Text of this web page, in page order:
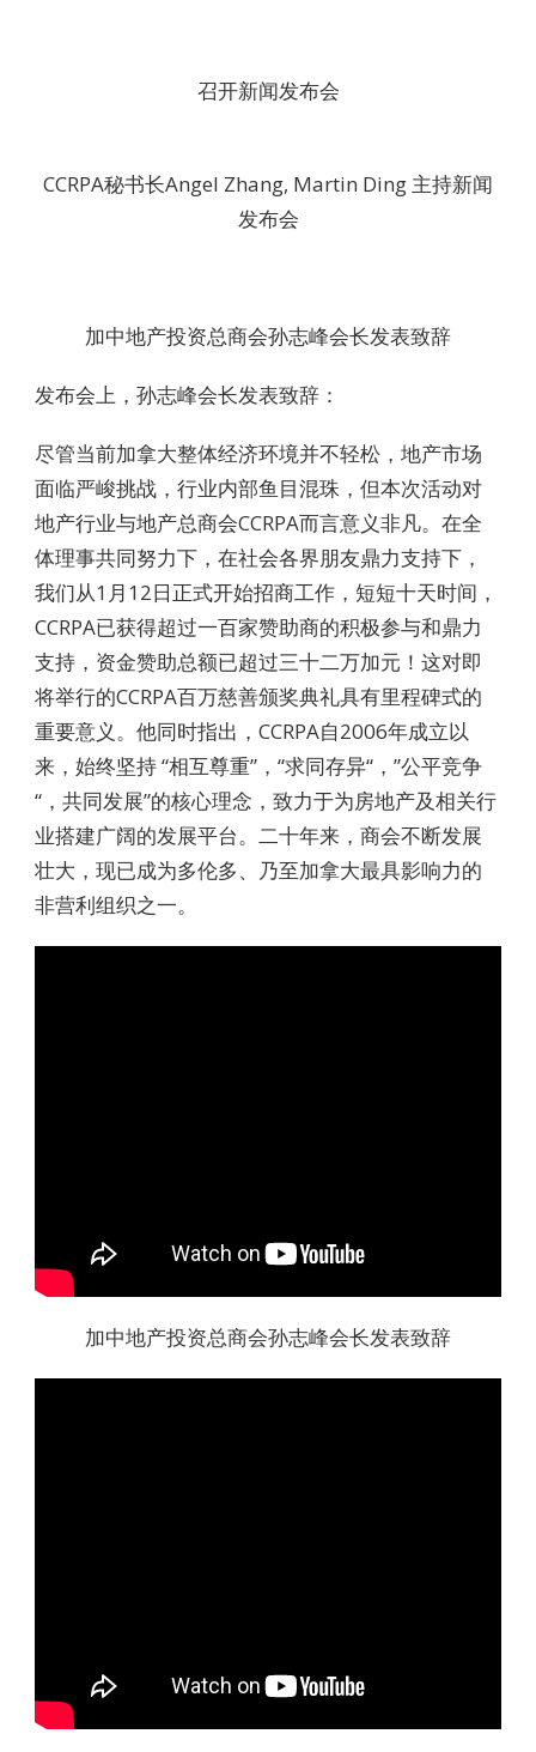
召开新闻发布会
CCRPA秘书长Angel Zhang, Martin Ding 主持新闻
发布会
加中地产投资总商会孙志峰会长发表致辞
发布会上，孙志峰会长发表致辞：
尽管当前加拿大整体经济环境并不轻松，地产市场
面临严峻挑战，行业内部鱼目混珠，但本次活动对
地产行业与地产总商会CCRPA而言意义非凡。在全
体理事共同努力下，在社会各界朋友鼎力支持下，
我们从1月12日正式开始招商工作，短短十天时间，
CCRPA已获得超过一百家赞助商的积极参与和鼎力
支持，资金赞助总额已超过三十二万加元！这对即
将举行的CCRPA百万慈善颁奖典礼具有里程碑式的
重要意义。他同时指出，CCRPA自2006年成立以
来，始终坚持 “相互尊重”，“求同存异“，”公平竞争
“，共同发展”的核心理念，致力于为房地产及相关行
业搭建广阔的发展平台。二十年来，商会不断发展
壮大，现已成为多伦多、乃至加拿大最具影响力的
非营利组织之一。
加中地产投资总商会孙志峰会长发表致辞